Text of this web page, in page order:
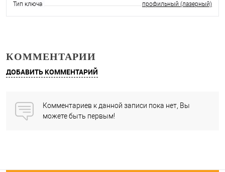
Тип ключа
профильный (лазерный)
КОММЕНТАРИИ
ДОБАВИТЬ КОММЕНТАРИЙ
Комментариев к данной записи пока нет, Вы
можете быть первым!